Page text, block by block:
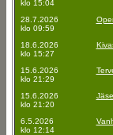
klo 15:04
28.7.2026
klo 09:59
18.6.2026
klo 15:27
15.6.2026
klo 21:29
15.6.2026
klo 21:20
6.5.2026
klo 12:14